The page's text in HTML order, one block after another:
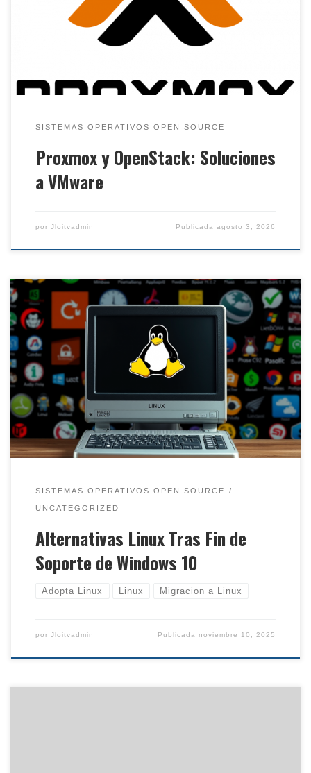
evaluar las alternativas a esta tecnología de
virtualización; sobre todo, para el caso de empresas
que ya han venido utilizando VMware por […]
SISTEMAS OPERATIVOS OPEN SOURCE
Proxmox y OpenStack: Soluciones
a VMware
por Jloitvadmin Publicadaagosto 3, 2026
Parte 1: Equipos antiguos con recursos limitados: A
partir de la finalización de soporte de actualizaciones
gratuitas para windows 10, como una estrategia del
fabricante para obligar a los usuarios a adoptar un
Windows11 muy controversial y con continuos fallos,
este artículo no pretende ser una definición rígida
sobre cual […]
SISTEMAS OPERATIVOS OPEN SOURCE
UNCATEGORIZED
Alternativas Linux Tras Fin de
Soporte de Windows 10
Adopta Linux Linux Migracion a Linux
por Jloitvadmin Publicadanoviembre 10, 2025